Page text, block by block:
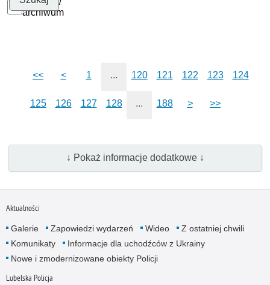
archiwum
<< < 1 ... 120 121 122 123 124
125 126 127 128 ... 188 > >>
↓ Pokaż informacje dodatkowe ↓
Aktualności
Galerie Zapowiedzi wydarzeń Wideo
Z ostatniej chwili
Komunikaty
Informacje dla uchodźców z Ukrainy
Nowe i zmodernizowane obiekty Policji
Lubelska Policja